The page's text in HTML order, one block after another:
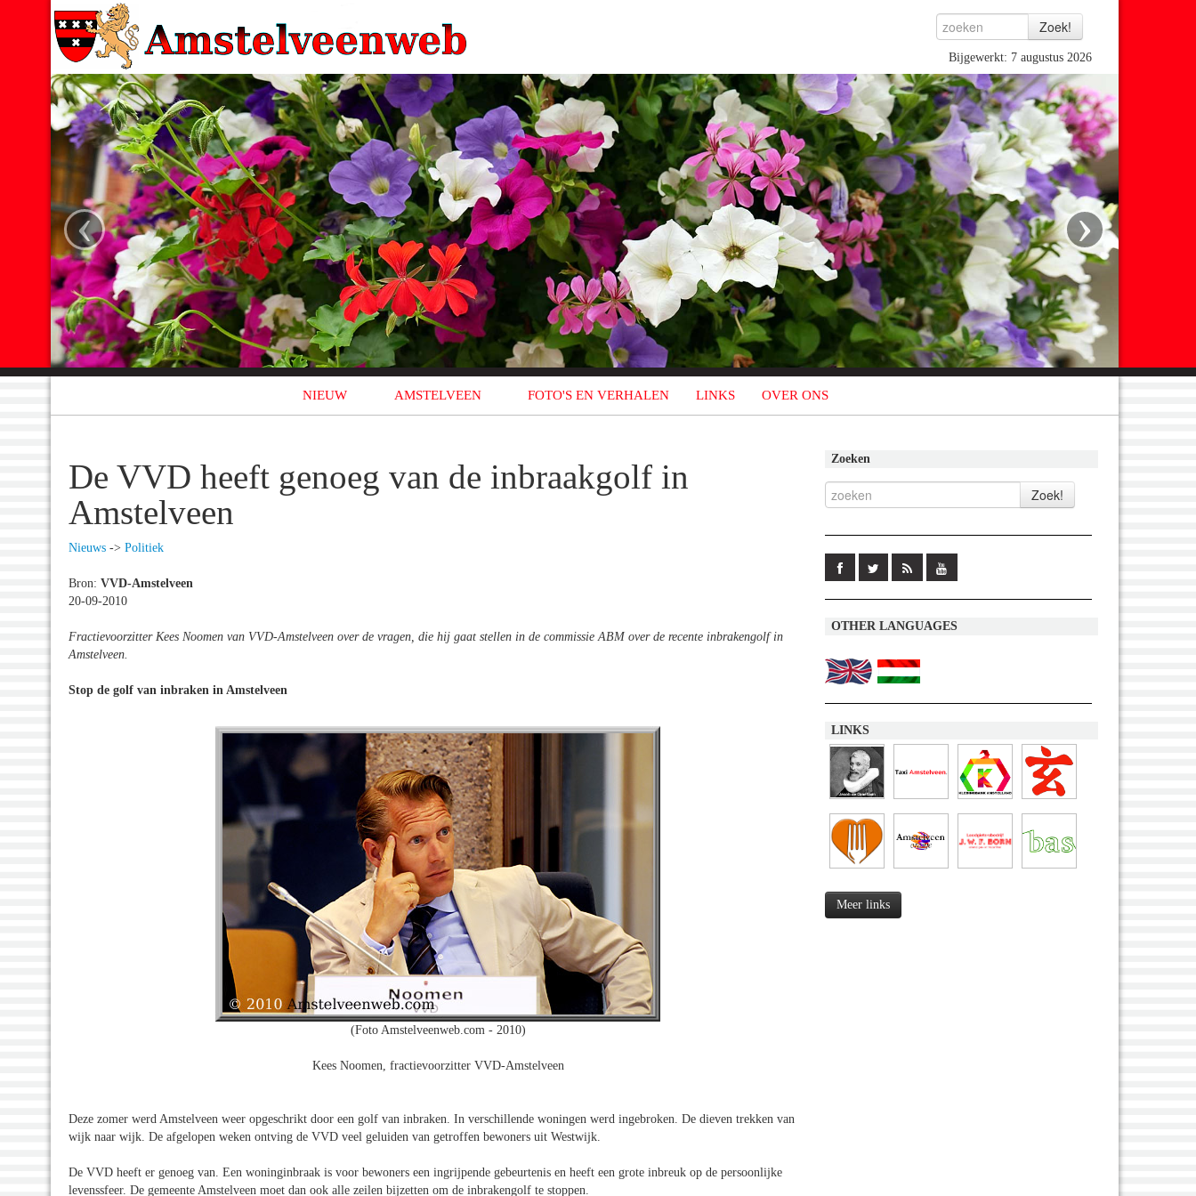
Bijgewerkt: 7 augustus 2026
‹ ›
NIEUW AMSTELVEEN FOTO'S EN VERHALEN LINKS OVER ONS
De VVD heeft genoeg van de inbraakgolf in
Amstelveen
Nieuws -> Politiek
Bron: VVD-Amstelveen
20-09-2010
Fractievoorzitter Kees Noomen van VVD-Amstelveen over de vragen, die hij gaat stellen in de commissie ABM over de recente inbrakengolf in
Amstelveen.
Stop de golf van inbraken in Amstelveen
(Foto Amstelveenweb.com - 2010)
Kees Noomen, fractievoorzitter VVD-Amstelveen
Deze zomer werd Amstelveen weer opgeschrikt door een golf van inbraken. In verschillende woningen werd ingebroken. De dieven trekken van
wijk naar wijk. De afgelopen weken ontving de VVD veel geluiden van getroffen bewoners uit Westwijk.
De VVD heeft er genoeg van. Een woninginbraak is voor bewoners een ingrijpende gebeurtenis en heeft een grote inbreuk op de persoonlijke
levenssfeer. De gemeente Amstelveen moet dan ook alle zeilen bijzetten om de inbrakengolf te stoppen.
Zoeken
OTHER LANGUAGES
LINKS
Meer links